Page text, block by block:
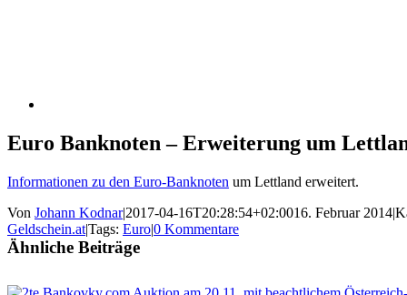
Euro Banknoten – Erweiterung um
Informationen zu den Euro-Banknoten um Lettland erweitert.
Von Johann Kodnar|2017-04-16T20:28:54+02:0016. Februar 2014|
Geldschein.at|Tags: Euro|0 Kommentare
Ähnliche Beiträge